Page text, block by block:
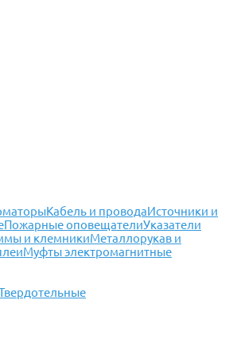
Кабель и проводаИсточники и
Пожарные оповещателиУказатели
и клемникиМеталлорукав и
Муфты электромагнитные